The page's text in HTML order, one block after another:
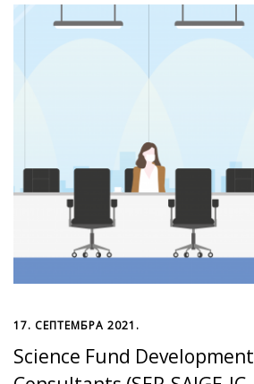
17. СЕПТЕМБРА 2021.
Science Fund Development